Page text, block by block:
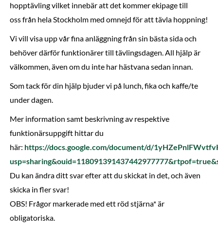
hopptävling vilket innebär att det kommer ekipage till
oss från hela Stockholm med omnejd för att tävla hoppning!
Vi vill visa upp vår fina anläggning från sin bästa sida och
behöver därför funktionärer till tävlingsdagen. All hjälp är
välkommen, även om du inte har hästvana sedan innan.
Som tack för din hjälp bjuder vi på lunch, fika och kaffe/te
under dagen.
Mer information samt beskrivning av respektive
funktionärsuppgift hittar du
här: https://docs.google.com/document/d/
Du kan ändra ditt svar efter att du skickat in det, och även
skicka in fler svar!
OBS! Frågor markerade med ett röd stjärna* är
obligatoriska.